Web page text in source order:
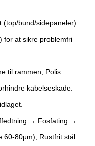
(top/bund/sidepaneler)
for at sikre problemfri
til rammen; Polis
kabelseskade.
→ Fosfating →
80μm); Rustfrit stål: